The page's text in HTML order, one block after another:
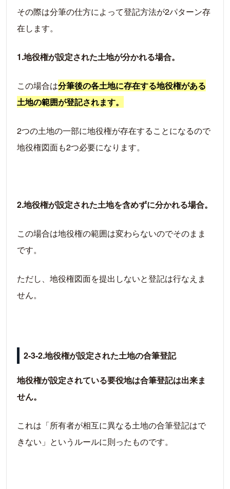
その際は分筆の仕方によって登記方法が2パターン存
在します。
1.地役権が設定された土地が分かれる場合。
この場合は分筆後の各土地に存在する地役権がある
土地の範囲が登記されます。
2つの土地の一部に地役権が存在することになるので
地役権図面も2つ必要になります。
2.地役権が設定された土地を含めずに分かれる場合。
この場合は地役権の範囲は変わらないのでそのまま
です。
ただし、地役権図面を提出しないと登記は行なえま
せん。
2-3-2.地役権が設定された土地の合筆登記
地役権が設定されている要役地は合筆登記は出来ま
せん。
これは「所有者が相互に異なる土地の合筆登記はで
きない」というルールに則ったものです。